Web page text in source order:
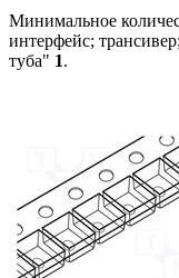
Минимальное
интерфейс;
туба" 1.